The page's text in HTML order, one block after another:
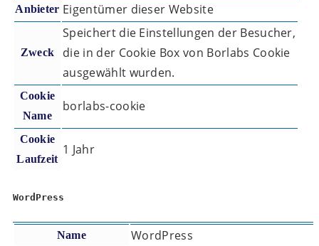
Anbieter Eigentümer dieser Website
Zweck
Speichert die Einstellungen der Besucher,
die in der Cookie Box von Borlabs Cookie
ausgewählt wurden.
Cookie
Name
borlabs-cookie
Cookie
Laufzeit
1 Jahr
WordPress
Name WordPress